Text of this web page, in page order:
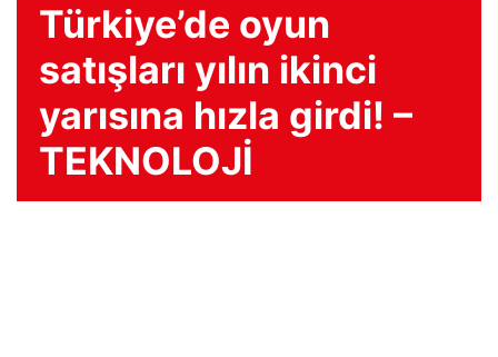
Türkiye’de oyun
satışları yılın ikinci
yarısına hızla girdi! –
TEKNOLOJİ